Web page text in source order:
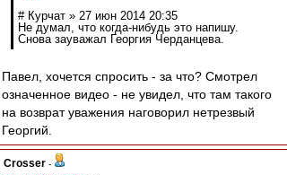
# Курчат » 27 июн 2014 20:35
Не думал, что когда-нибудь это напишу.
Снова зауважал Георгия Черданцева.
Павел, хочется спросить - за что? Смотрел
означенное видео - не увидел, что там такого
на возврат уважения наговорил нетрезвый
Георгий.
Crosser -